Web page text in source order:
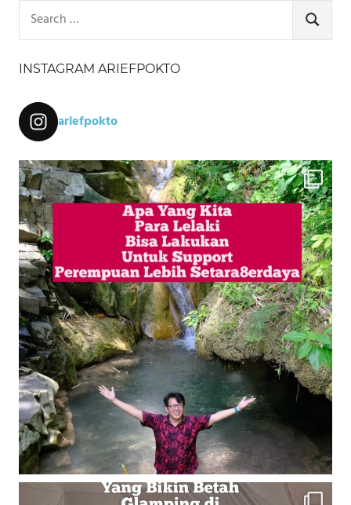
for:
SEARCH
INSTAGRAM ARIEFPOKTO
ariefpokto